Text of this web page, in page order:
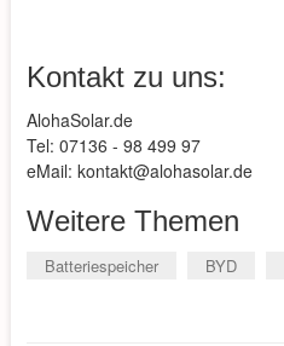
Kontakt zu uns:
AlohaSolar.de
Tel: 07136 - 98 499 97
eMail: kontakt@alohasolar.de
Weitere Themen
Batteriespeicher BYD